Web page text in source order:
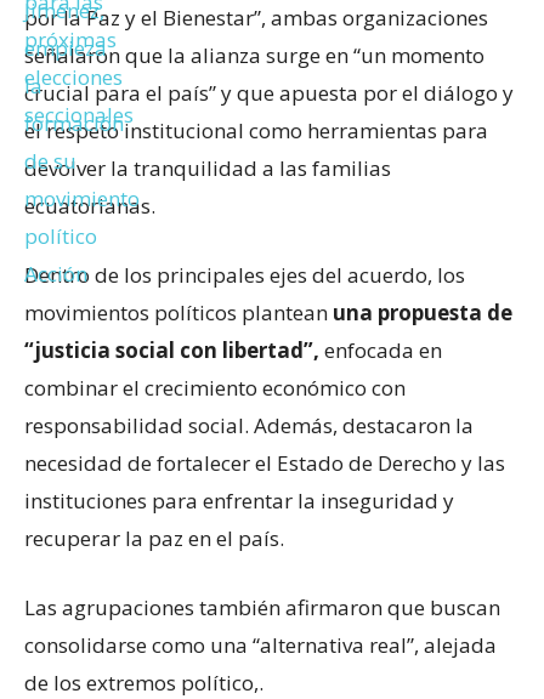
por la Paz y el Bienestar”, ambas organizaciones
señalaron que la alianza surge en “un momento
crucial para el país” y que apuesta por el diálogo y
el respeto institucional como herramientas para
devolver la tranquilidad a las familias
ecuatorianas.
Dentro de los principales ejes del acuerdo, los
movimientos políticos plantean una propuesta de
“justicia social con libertad”, enfocada en
combinar el crecimiento económico con
responsabilidad social. Además, destacaron la
necesidad de fortalecer el Estado de Derecho y las
instituciones para enfrentar la inseguridad y
recuperar la paz en el país.
Las agrupaciones también afirmaron que buscan
consolidarse como una “alternativa real”, alejada
de los extremos político,.